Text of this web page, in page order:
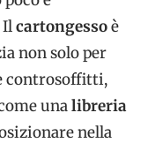
Ilcartongessoè
non solo per
controsoffitti,
unalibreria
nella